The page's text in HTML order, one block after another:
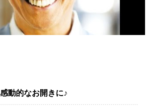
動的なお開きに♪